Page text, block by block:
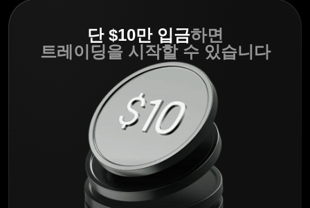
단 $10만 입금하면
트레이딩을 시작할 수 있습니다